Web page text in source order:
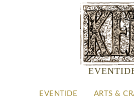
EVENTIDE
ARTS &